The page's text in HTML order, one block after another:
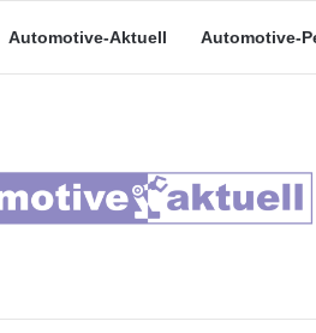
Automotive-Aktuell Automotive-